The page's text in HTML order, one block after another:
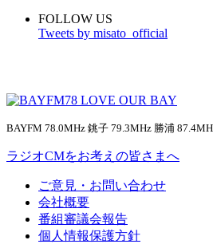
FOLLOW US
Tweets by misato_official
BAYFM 78.0MHz 銚子 79.3MHz 勝浦
ラジオCMをお考えの皆さまへ
ご意見・お問い合わせ
会社概要
番組審議会報告
個人情報保護方針